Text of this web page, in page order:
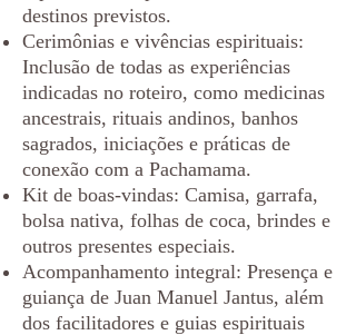
destinos previstos.
Cerimônias e vivências espirituais:
Inclusão de todas as experiências
indicadas no roteiro, como medicinas
ancestrais, rituais andinos, banhos
sagrados, iniciações e práticas de
conexão com a Pachamama.
Kit de boas-vindas: Camisa, garrafa,
bolsa nativa, folhas de coca, brindes e
outros presentes especiais.
Acompanhamento integral: Presença e
guiança de Juan Manuel Jantus, além
dos facilitadores e guias espirituais